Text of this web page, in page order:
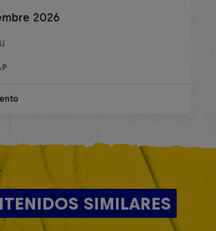
2026
SIMILARES